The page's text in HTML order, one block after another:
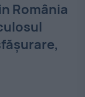
România